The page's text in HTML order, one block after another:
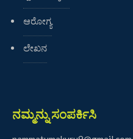
ಆರೋಗ್ಯ
ಲೇಖನ
ನಮ್ಮನ್ನು ಸಂಪರ್ಕಿಸಿ